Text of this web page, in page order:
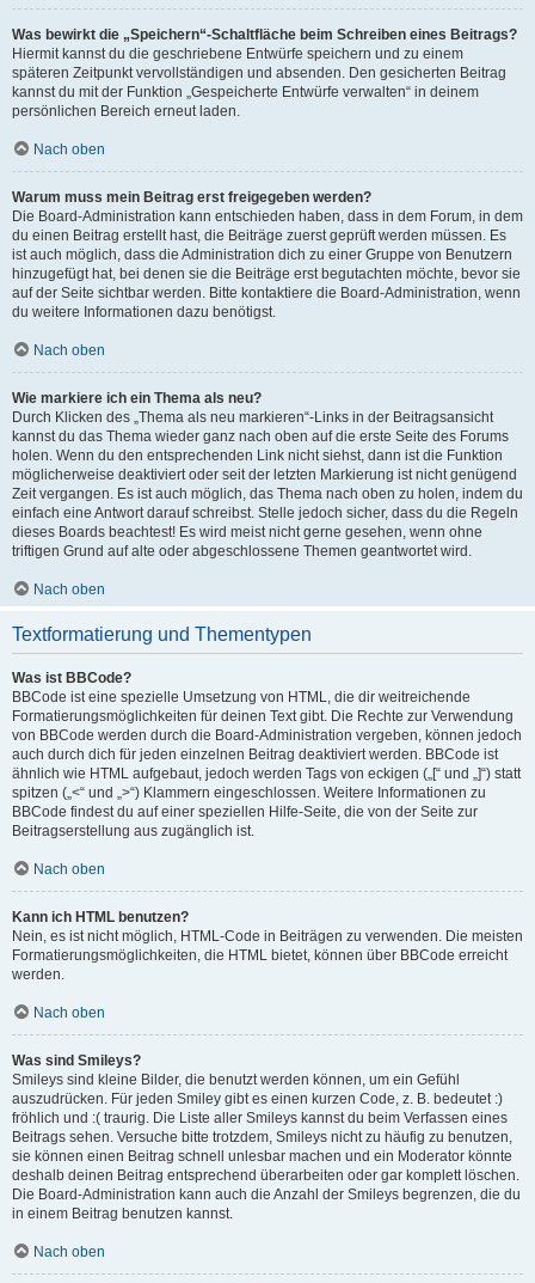
Was bewirkt die „Speichern“-Schaltfläche beim Schreiben eines Beitrags?
Hiermit kannst du die geschriebene Entwürfe speichern und zu einem
späteren Zeitpunkt vervollständigen und absenden. Den gesicherten Beitrag
kannst du mit der Funktion „Gespeicherte Entwürfe verwalten“ in deinem
persönlichen Bereich erneut laden.
Nach oben
Warum muss mein Beitrag erst freigegeben werden?
Die Board-Administration kann entschieden haben, dass in dem Forum, in dem
du einen Beitrag erstellt hast, die Beiträge zuerst geprüft werden müssen. Es
ist auch möglich, dass die Administration dich zu einer Gruppe von Benutzern
hinzugefügt hat, bei denen sie die Beiträge erst begutachten möchte, bevor sie
auf der Seite sichtbar werden. Bitte kontaktiere die Board-Administration, wenn
du weitere Informationen dazu benötigst.
Nach oben
Wie markiere ich ein Thema als neu?
Durch Klicken des „Thema als neu markieren“-Links in der Beitragsansicht
kannst du das Thema wieder ganz nach oben auf die erste Seite des Forums
holen. Wenn du den entsprechenden Link nicht siehst, dann ist die Funktion
möglicherweise deaktiviert oder seit der letzten Markierung ist nicht genügend
Zeit vergangen. Es ist auch möglich, das Thema nach oben zu holen, indem du
einfach eine Antwort darauf schreibst. Stelle jedoch sicher, dass du die Regeln
dieses Boards beachtest! Es wird meist nicht gerne gesehen, wenn ohne
triftigen Grund auf alte oder abgeschlossene Themen geantwortet wird.
Nach oben
Textformatierung und Thementypen
Was ist BBCode?
BBCode ist eine spezielle Umsetzung von HTML, die dir weitreichende
Formatierungsmöglichkeiten für deinen Text gibt. Die Rechte zur Verwendung
von BBCode werden durch die Board-Administration vergeben, können jedoch
auch durch dich für jeden einzelnen Beitrag deaktiviert werden. BBCode ist
ähnlich wie HTML aufgebaut, jedoch werden Tags von eckigen („[“ und „]“) statt
spitzen („<“ und „>“) Klammern eingeschlossen. Weitere Informationen zu
BBCode findest du auf einer speziellen Hilfe-Seite, die von der Seite zur
Beitragserstellung aus zugänglich ist.
Nach oben
Kann ich HTML benutzen?
Nein, es ist nicht möglich, HTML-Code in Beiträgen zu verwenden. Die meisten
Formatierungsmöglichkeiten, die HTML bietet, können über BBCode erreicht
werden.
Nach oben
Was sind Smileys?
Smileys sind kleine Bilder, die benutzt werden können, um ein Gefühl
auszudrücken. Für jeden Smiley gibt es einen kurzen Code, z. B. bedeutet :)
fröhlich und :( traurig. Die Liste aller Smileys kannst du beim Verfassen eines
Beitrags sehen. Versuche bitte trotzdem, Smileys nicht zu häufig zu benutzen,
sie können einen Beitrag schnell unlesbar machen und ein Moderator könnte
deshalb deinen Beitrag entsprechend überarbeiten oder gar komplett löschen.
Die Board-Administration kann auch die Anzahl der Smileys begrenzen, die du
in einem Beitrag benutzen kannst.
Nach oben